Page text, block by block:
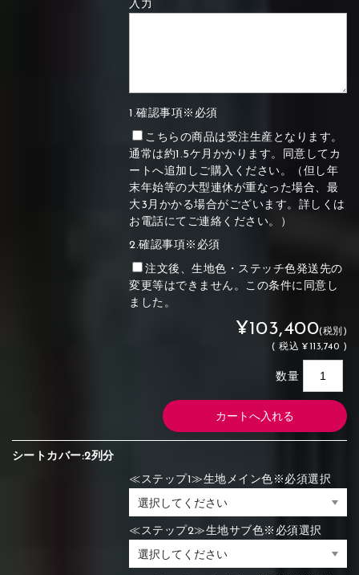
入力
1.確認事項※必須
こちらの商品は受注生産となります。
通常は約1.5ケ月かかります。同意してカ
ートへ追加しご購入ください。（但し年
末年始等の大型連休が重なった場合、最
大3月かかる場合がございます。詳しくは
お電話にてご連絡ください。）
2.確認事項※必須
注文後、生地色・ステッチ色発送先の
変更等はできません。この条件に同意し
ました。
¥103,400(税別)
(税込 ¥113,740 )
数量
シートカバー:2列分
≪ステップ1≫生地メイン色※必須選択
≪ステップ2≫生地サブ色※必須選択